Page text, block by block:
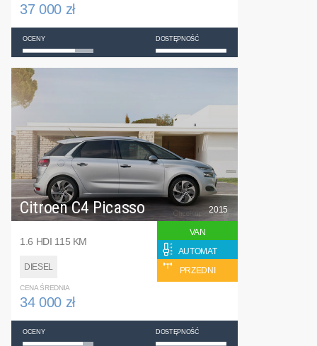
37 000 zł
OCENY DOSTĘPNOŚĆ
Citroen C4 Picasso
1.6 HDI 115 KM
DIESEL
2015
VAN
AUTOMAT
PRZEDNI
CENA ŚREDNIA
34 000 zł
OCENY DOSTĘPNOŚĆ